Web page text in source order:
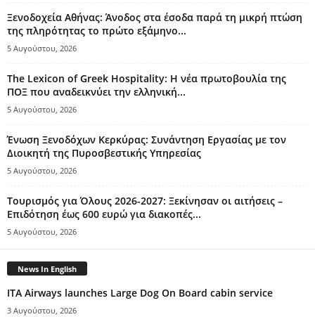
Ξενοδοχεία Αθήνας: Άνοδος στα έσοδα παρά τη μικρή πτώση
της πληρότητας το πρώτο εξάμηνο...
5 Αυγούστου, 2026
The Lexicon of Greek Hospitality: Η νέα πρωτοβουλία της
ΠΟΞ που αναδεικνύει την ελληνική...
5 Αυγούστου, 2026
Ένωση Ξενοδόχων Κερκύρας: Συνάντηση Εργασίας με τον
Διοικητή της Πυροσβεστικής Υπηρεσίας
5 Αυγούστου, 2026
Τουρισμός για Όλους 2026-2027: Ξεκίνησαν οι αιτήσεις –
Επιδότηση έως 600 ευρώ για διακοπές...
5 Αυγούστου, 2026
News In English
ITA Airways launches Large Dog On Board cabin service
3 Αυγούστου, 2026